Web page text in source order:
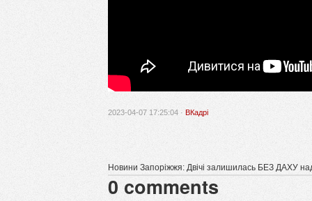
2023-04-07 17:25:04 · ВКадрі
Новини Запоріжжя: Двічі залишилась БЕЗ ДАХУ
0 comments